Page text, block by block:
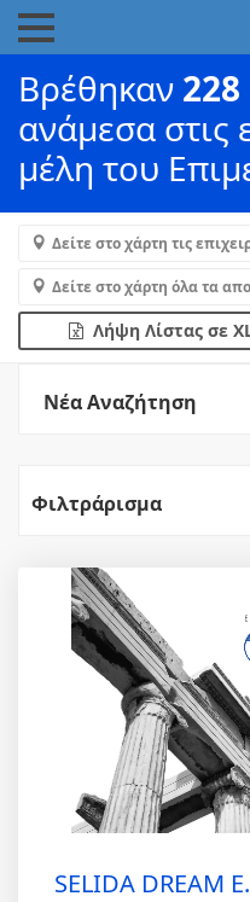
Βρέθηκαν 228
ανάμεσα στις
μέλη του
Δείτε στο χάρτη τις
Δείτε στο χάρτη όλα τα
Λήψη Λίστας σε
Νέα Αναζήτηση
Φιλτράρισμα
SELIDA DREAM